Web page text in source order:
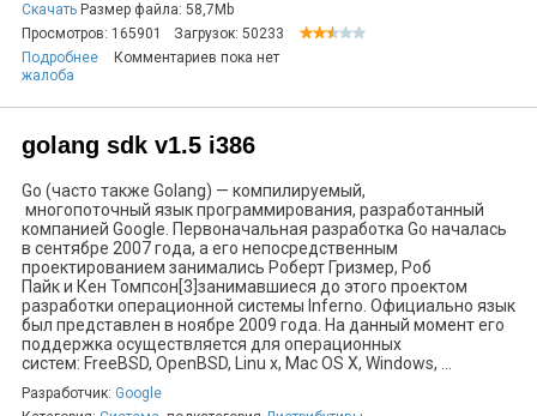
Скачать Размер файла: 58,7Mb
Просмотров: 165901
Загрузок: 50233
Подробнее
Комментариев пока нет
жалоба
golang sdk v1.5 i386
Go (часто также Golang) — компилируемый,
многопоточный язык программирования, разработанный
компанией Google. Первоначальная разработка Go началась
в сентябре 2007 года, а его непосредственным
проектированием занимались Роберт Гризмер, Роб
Пайк и Кен Томпсон[3]занимавшиеся до этого проектом
разработки операционной системы Inferno. Официально язык
был представлен в ноябре 2009 года. На данный момент его
поддержка осуществляется для операционных
систем: FreeBSD, OpenBSD, Linu x, Mac OS X, Windows, ...
Разработчик: Google